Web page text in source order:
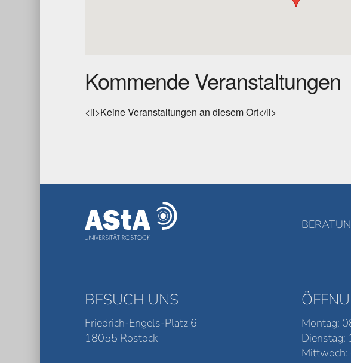
Kommende Veranstaltungen
<li>Keine Veranstaltungen an diesem Ort</li>
BESUCH UNS
Friedrich-Engels-Platz 6
18055 Rostock
Montag:
Mittwoch: